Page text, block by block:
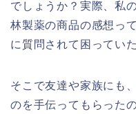
でしょうか？実際、私
林製薬の商品の感想っ
に質問されて困ってい
そこで友達や家族にも
のを手伝ってもらった